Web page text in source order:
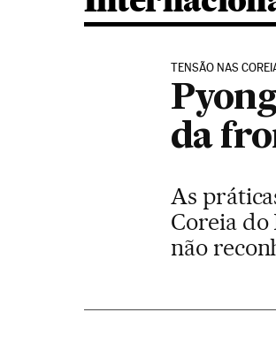
TENSÃO NAS
da
As
Coreia
não